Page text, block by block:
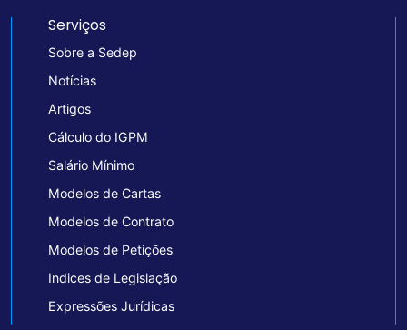
Serviços
Sobre a Sedep
Notícias
Artigos
Cálculo do IGPM
Salário Mínimo
Modelos de Cartas
Modelos de Contrato
Modelos de Petições
Indices de Legislação
Expressões Jurídicas